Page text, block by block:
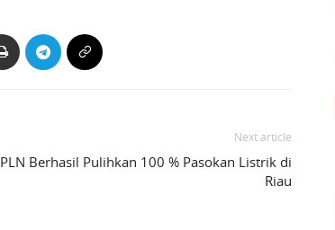
Next article
PLN Berhasil Pulihkan 100 % Pasokan Listrik di
Riau